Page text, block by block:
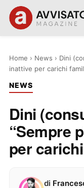
Home › News › Dini
inattive per carichi
NEWS
Dini
“Sempre
per
di